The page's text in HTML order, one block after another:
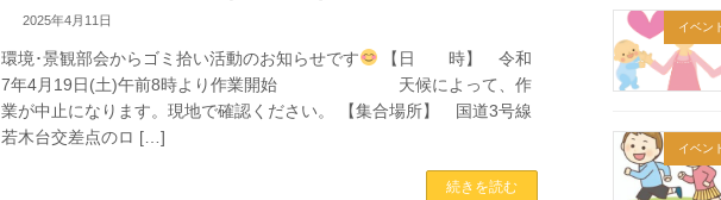
2025年4月11日
環境･景観部会からゴミ拾い活動のお知らせです
【日 時】 令和
7年4月19日(土)午前8時より作業開始 天候によって、作
業が中止になります。現地で確認ください。 【集合場所】 国道3号線
若木台交差点のロ […]
続きを読む
イベン
イベン